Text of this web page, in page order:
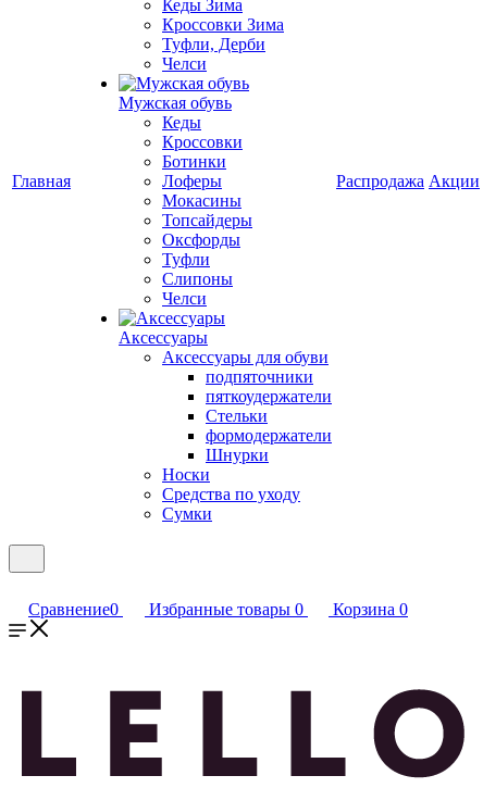
Главная
Кеды Зима
Кроссовки Зима
Туфли, Дерби
Челси
Мужская обувь
Кеды
Кроссовки
Ботинки
Лоферы
Мокасины
Топсайдеры
Оксфорды
Туфли
Слипоны
Челси
Аксессуары
Аксессуары для обуви
подпяточники
пяткоудержатели
Стельки
формодержатели
Шнурки
Носки
Средства по уходу
Сумки
Распродажа Акции
Сравнение0 Избранные товары 0 Корзина 0